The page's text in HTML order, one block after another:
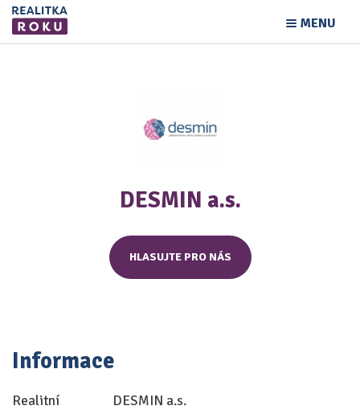
MENU
DESMIN a.s.
HLASUJTE PRO NÁS
Informace
Realitní
DESMIN a.s.